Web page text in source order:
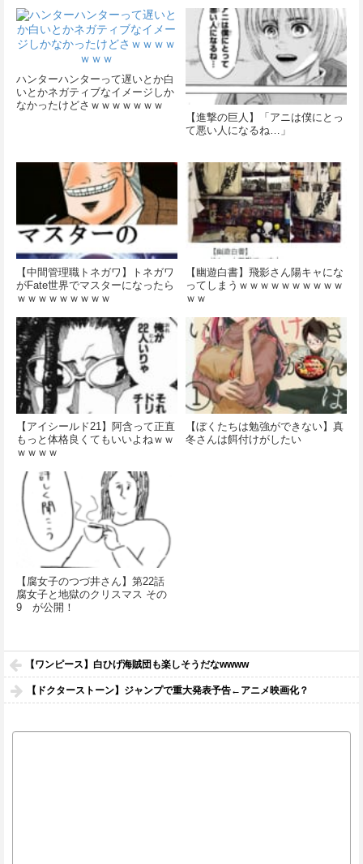
ハンターハンターって遅いとか白
いとかネガティブなイメージしか
なかったけどさｗｗｗｗｗｗｗ
【進撃の巨人】「アニは僕にとっ
て悪い人になるね…」
【中間管理職トネガワ】トネガワ
がFate世界でマスターになったら
ｗｗｗｗｗｗｗｗｗ
【幽遊白書】飛影さん陽キャにな
ってしまうｗｗｗｗｗｗｗｗｗｗ
ｗｗ
【アイシールド21】阿含って正直
もっと体格良くてもいいよねｗｗ
ｗｗｗｗ
【ぼくたちは勉強ができない】真
冬さんは餌付けがしたい
【腐女子のつづ井さん】第22話
腐女子と地獄のクリスマス その
9 が公開！
【ワンピース】白ひげ海賊団も楽しそうだなwwww
【ドクターストーン】ジャンプで重大発表予告←アニメ映画化？